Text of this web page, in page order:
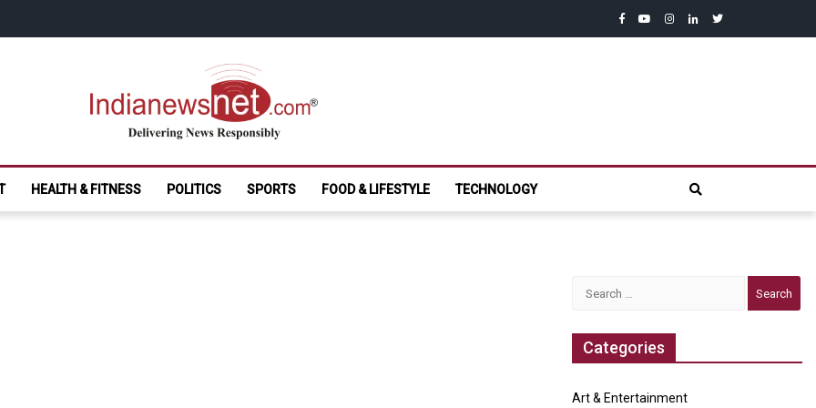
facebook
youtubeinstagram
linkedintwitter
India News Net.com
HEALTH & FITNESS POLITICS SPORTS FOOD & LIFESTYLE TECHNOLOGY
Categories
Art & Entertainment